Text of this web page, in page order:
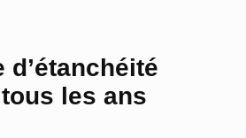
d’étanchéité
les ans